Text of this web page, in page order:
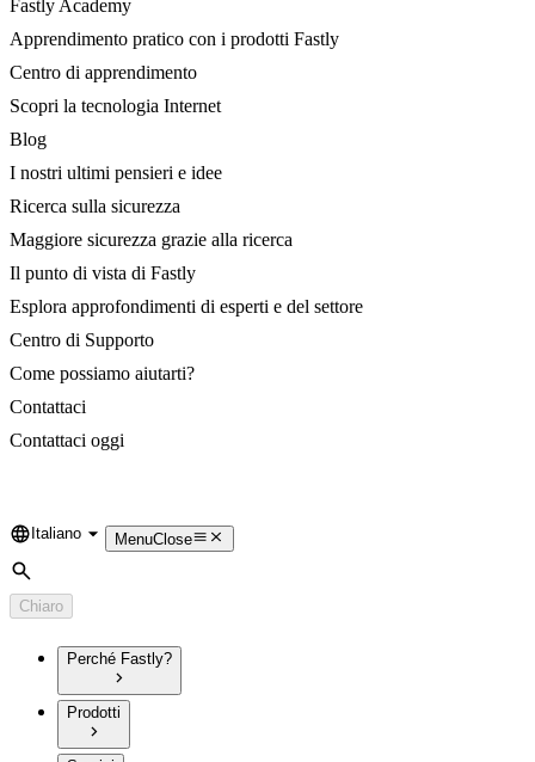
Fastly Academy
Apprendimento pratico con i prodotti Fastly
Centro di apprendimento
Scopri la tecnologia Internet
Blog
I nostri ultimi pensieri e idee
Ricerca sulla sicurezza
Maggiore sicurezza grazie alla ricerca
Il punto di vista di Fastly
Esplora approfondimenti di esperti e del settore
Centro di Supporto
Come possiamo aiutarti?
Contattaci
Contattaci oggi
Language
Italiano MenuClose
Cerca
Chiaro
Perché Fastly?
Prodotti